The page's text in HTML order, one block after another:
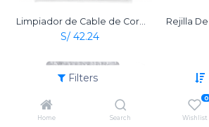
Filters
Home Search
0
Wishlist
S/ 42.24